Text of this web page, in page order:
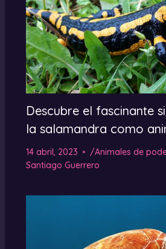
Descubre el fascinante
la salamandra como
14 abril, 2023 /Animales de
Santiago Guerrero